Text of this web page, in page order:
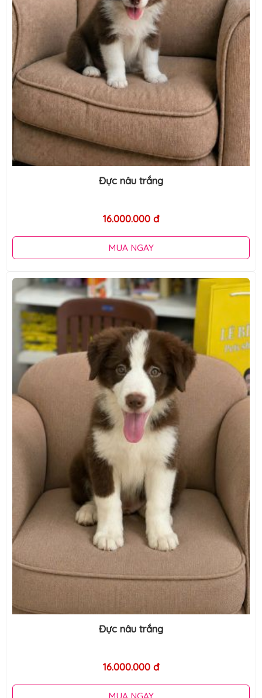
Đực nâu trắng
16.000.000 đ
MUA NGAY
Đực nâu trắng
16.000.000 đ